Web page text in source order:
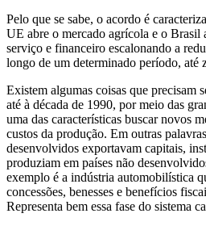
Pelo que se sabe, o acordo é
UE abre o mercado agrícola e o Brasil
serviço e financeiro escalonando a
longo de um determinado período, até
Existem algumas coisas que precisam
até à década de 1990, por meio das
uma das características buscar novos
custos da produção. Em outras
desenvolvidos exportavam capitais,
produziam em países não
exemplo é a indústria automobilística
concessões, benesses e benefícios
Representa bem essa fase do sistema